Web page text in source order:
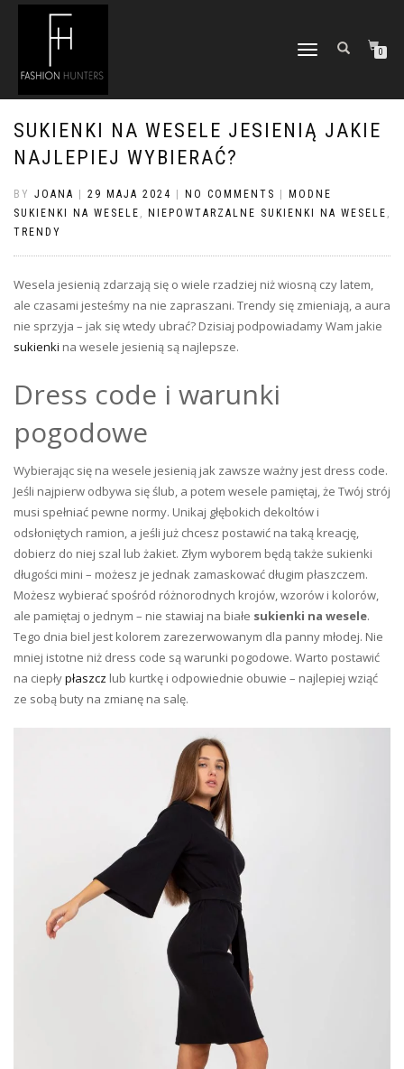
TOGGLE
0
SUKIENKI NA WESELE JESIENIĄ JAKIE
NAJLEPIEJ WYBIERAĆ?
BY JOANA 29 MAJA 2024 NO COMMENTS
MODNE
SUKIENKI NA WESELE , NIEPOWTARZALNE SUKIENKI NA WESELE ,
TRENDY
Wesela jesienią zdarzają się o wiele rzadziej niż wiosną czy latem,
ale czasami jesteśmy na nie zapraszani. Trendy się zmieniają, a aura
nie sprzyja – jak się wtedy ubrać? Dzisiaj podpowiadamy Wam jakie
sukienki na wesele jesienią są najlepsze.
Dress code i warunki
pogodowe
Wybierając się na wesele jesienią jak zawsze ważny jest dress code.
Jeśli najpierw odbywa się ślub, a potem wesele pamiętaj, że Twój strój
musi spełniać pewne normy. Unikaj głębokich dekoltów i
odsłoniętych ramion, a jeśli już chcesz postawić na taką kreację,
dobierz do niej szal lub żakiet. Złym wyborem będą także sukienki
długości mini – możesz je jednak zamaskować długim płaszczem.
Możesz wybierać spośród różnorodnych krojów, wzorów i kolorów,
ale pamiętaj o jednym – nie stawiaj na białe sukienki na wesele.
Tego dnia biel jest kolorem zarezerwowanym dla panny młodej. Nie
mniej istotne niż dress code są warunki pogodowe. Warto postawić
na ciepłypłaszcz lub kurtkę i odpowiednie obuwie – najlepiej wziąć
ze sobą buty na zmianę na salę.